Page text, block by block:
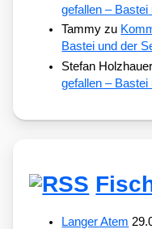
gefallen –
Tammy zu
Bastei und der
Stefan Holzhauer
gefallen –
Langer Atem